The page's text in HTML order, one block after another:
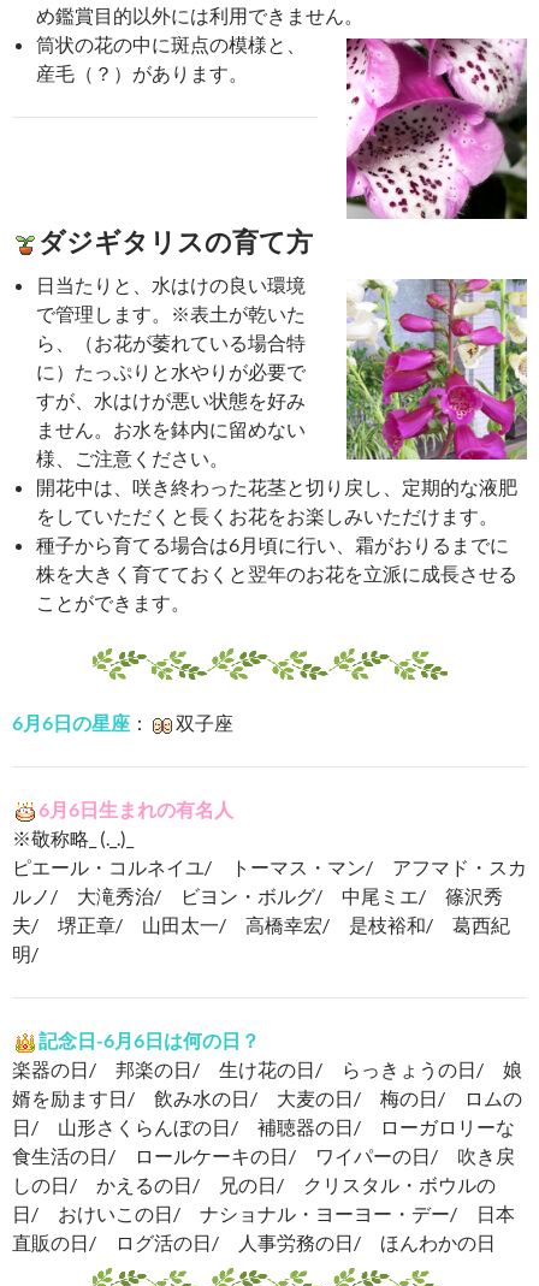
め鑑賞目的以外には利用できません。
筒状の花の中に斑点の模様と、
産毛（？）があります。
ダジギタリスの育て方
日当たりと、水はけの良い環境
で管理します。※表土が乾いた
ら、（お花が萎れている場合特
に）たっぷりと水やりが必要で
すが、水はけが悪い状態を好み
ません。お水を鉢内に留めない
様、ご注意ください。
開花中は、咲き終わった花茎と切り戻し、定期的な液肥
をしていただくと長くお花をお楽しみいただけます。
種子から育てる場合は6月頃に行い、霜がおりるまでに
株を大きく育てておくと翌年のお花を立派に成長させる
ことができます。
6月6日の星座 ： 双子座
6月6日生まれの有名人
※敬称略_ (._.)_
ピエール・コルネイユ/ トーマス・マン/ アフマド・スカ
ルノ/ 大滝秀治/ ビヨン・ボルグ/ 中尾ミエ/ 篠沢秀
夫/ 堺正章/ 山田太一/ 高橋幸宏/ 是枝裕和/ 葛西紀
明/
記念日-6月6日は何の日？
楽器の日/ 邦楽の日/ 生け花の日/ らっきょうの日/ 娘
婿を励ます日/ 飲み水の日/ 大麦の日/ 梅の日/ ロムの
日/ 山形さくらんぼの日/ 補聴器の日/ ローガロリーな
食生活の日/ ロールケーキの日/ ワイパーの日/ 吹き戻
しの日/ かえるの日/ 兄の日/ クリスタル・ボウルの
日/ おけいこの日/ ナショナル・ヨーヨー・デー/ 日本
直販の日/ ログ活の日/ 人事労務の日/ ほんわかの日